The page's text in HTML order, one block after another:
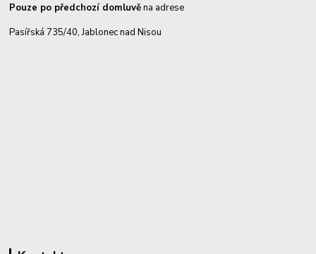
Pouze po předchozí domluvěna adrese
Pasířská 735/40, Jablonec nad Nisou